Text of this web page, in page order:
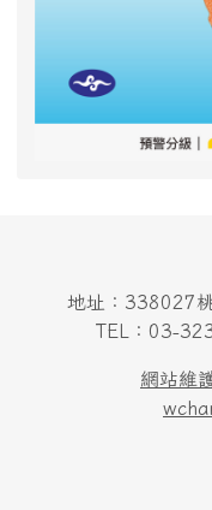
地址：338027
TEL：03-
網站維